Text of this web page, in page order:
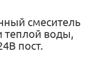
смеситель
теплой воды,
пост.